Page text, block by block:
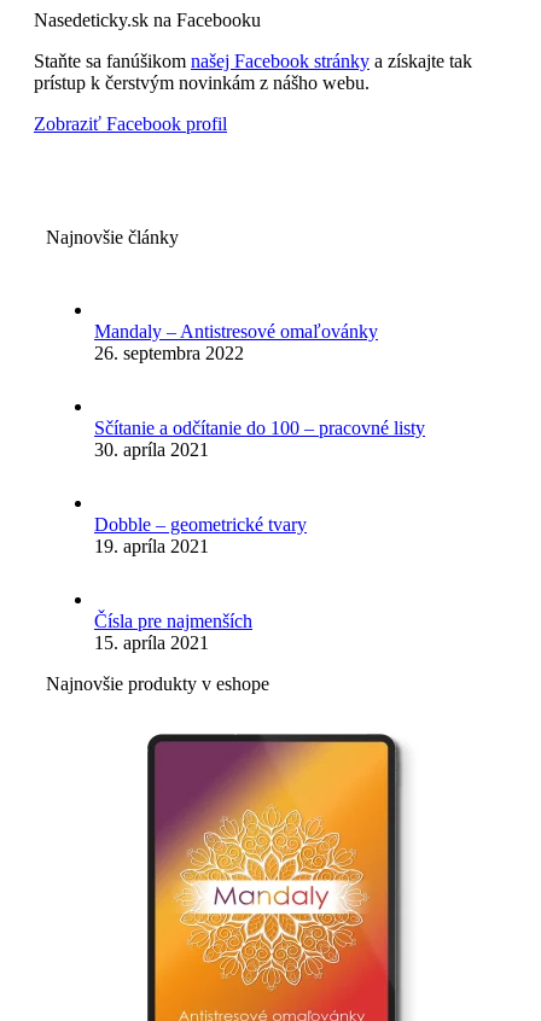
Nasedeticky.sk na Facebooku
Staňte sa fanúšikom našej Facebook stránky a získajte tak
prístup k čerstvým novinkám z nášho webu.
Zobraziť Facebook profil
Najnovšie články
Mandaly – Antistresové omaľovánky
26. septembra 2022
Sčítanie a odčítanie do 100 – pracovné listy
30. apríla 2021
Dobble – geometrické tvary
19. apríla 2021
Čísla pre najmenších
15. apríla 2021
Najnovšie produkty v eshope